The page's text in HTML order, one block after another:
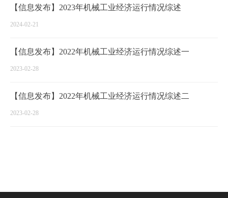
【信息发布】2023年机械工业经济运行情况综述
2024-02-21
【信息发布】2022年机械工业经济运行情况综述一
2023-02-28
【信息发布】2022年机械工业经济运行情况综述二
2023-02-28